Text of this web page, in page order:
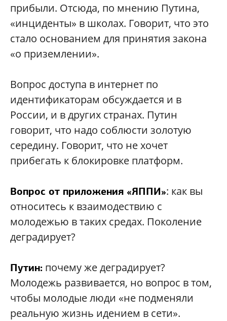
прибыли. Отсюда, по мнению Путина,
«инциденты» в школах. Говорит, что это
стало основанием для принятия закона
«о приземлении».
Вопрос доступа в интернет по
идентификаторам обсуждается и в
России, и в других странах. Путин
говорит, что надо соблюсти золотую
середину. Говорит, что не хочет
прибегать к блокировке платформ.
Вопрос от приложения «ЯППИ»: как вы
относитесь к взаимодествию с
молодежью в таких средах. Поколение
деградирует?
Путин: почему же деградирует?
Молодежь развивается, но вопрос в том,
чтобы молодые люди «не подменяли
реальную жизнь идением в сети».